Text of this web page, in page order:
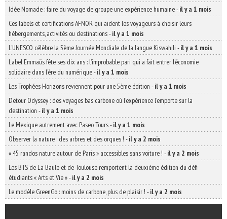
Idée Nomade : faire du voyage de groupe une expérience humaine-il y a 1 mois
Ces labels et certifications AFNOR qui aident les voyageurs à choisir leurs
hébergements, activités ou destinations-il y a 1 mois
L’UNESCO célèbre la 5ème Journée Mondiale de la langue Kiswahili -il y a 1 mois
Label Emmaüs fête ses dix ans : l’improbable pari qui a fait entrer l’économie
solidaire dans l’ère du numérique-il y a 1 mois
Les Trophées Horizons reviennent pour une 5ème édition -il y a 1 mois
Detour Odyssey : des voyages bas carbone où l’expérience l’emporte sur la
destination -il y a 1 mois
Le Mexique autrement avec Paseo Tours-il y a 1 mois
Observer la nature : des arbres et des orques ! -il y a 2 mois
« 45 randos nature autour de Paris » accessibles sans voiture ! -il y a 2 mois
Les BTS de La Baule et de Toulouse remportent la deuxième édition du défi
étudiants « Arts et Vie »-il y a 2 mois
Le modèle GreenGo : moins de carbone, plus de plaisir ! -il y a 2 mois